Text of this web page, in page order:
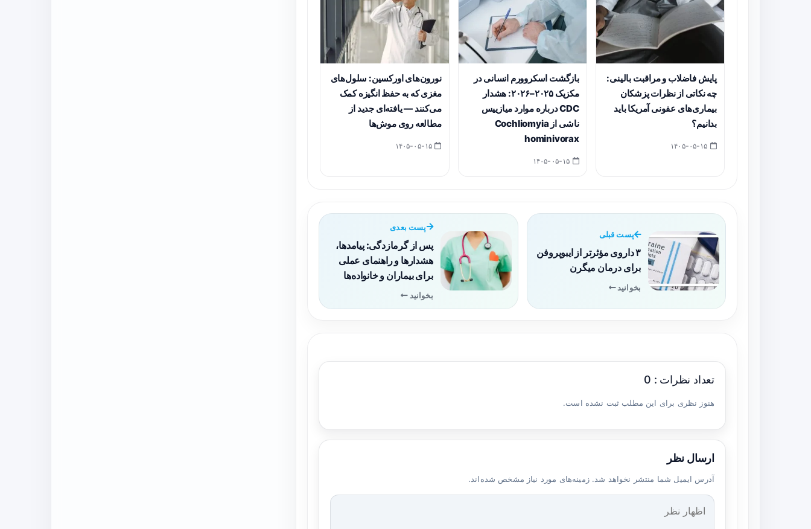
پایش فاضلاب و مراقبت بالینی:
چه نکاتی از نظرات پزشکان
بیماری‌های عفونی آمریکا باید
بدانیم؟
بازگشت اسکروورم انسانی در
مکزیک ۲۰۲۵–۲۰۲۶: هشدار
CDC درباره موارد میازییس
ناشی از Cochliomyia
hominivorax
نورون‌های اورکسین: سلول‌های
مغزی که به حفظ انگیزه کمک
می‌کنند — یافته‌ای جدید از
مطالعه روی موش‌ها
۱۴۰۵-۰۵-۱۵
پست قبلی
۳ داروی مؤثرتر از ایبوپروفن
برای درمان میگرن
بخوانید
پست بعدی
پس از گرمازدگی: پیامدها،
هشدارها و راهنمای عملی
برای بیماران و خانواده‌ها
بخوانید
تعداد نظرات : 0
هنوز نظری برای این مطلب ثبت نشده است.
ارسال نظر
آدرس ایمیل شما منتشر نخواهد شد. زمینه‌های مورد نیاز مشخص شده‌اند.